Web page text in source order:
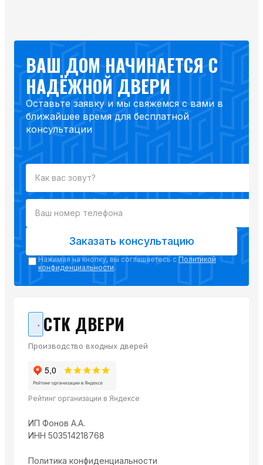
ВАШ ДОМ НАЧИНАЕТСЯ С
НАДЁЖНОЙ ДВЕРИ
Оставьте заявку и мы свяжемся с вами в
ближайшее время для бесплатной
консультации
Заказать консультацию
Нажимая на кнопку, вы соглашаетесь с Политикой
конфиденциальности.
СТК ДВЕРИ
Производство входных дверей
Рейтинг организации в Яндексе
ИП Фонов А.А.
ИНН 503514218768
Политика конфиденциальности